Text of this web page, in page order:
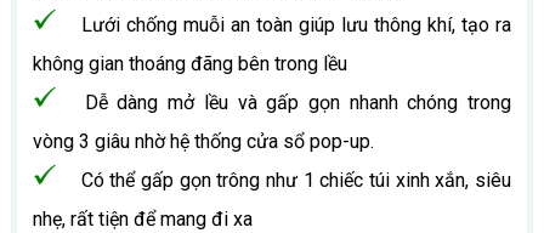
Lưới chống muỗi an toàn giúp lưu thông khí, tạo ra
không gian thoáng đãng bên trong lều
Dễ dàng mở lều và gấp gọn nhanh chóng trong
vòng 3 giâu nhờ hệ thống cửa sổ pop-up.
Có thể gấp gọn trông như 1 chiếc túi xinh xắn, siêu
nhẹ, rất tiện để mang đi xa